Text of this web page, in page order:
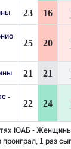
23 16
25 20
21 21
-
22 24
ЮАБ -
проиграл, 1 раз